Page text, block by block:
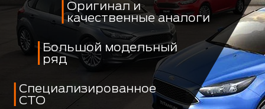
Оригинал и
качественные аналоги
Большой модельный
ряд
Специализированное
СТО